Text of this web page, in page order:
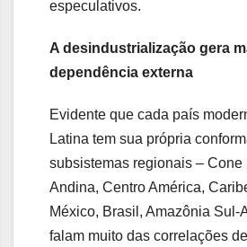
especulativos.
A desindustrialização gera
dependência externa
Evidente que cada país
Latina tem sua própria
subsistemas regionais – Cone
Andina, Centro América,
México, Brasil, Amazônia Sul-
falam muito das correlações